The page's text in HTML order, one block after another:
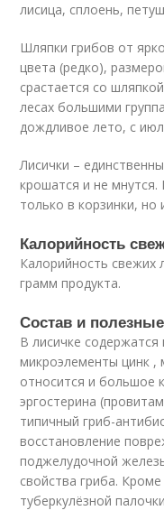
лисица, сплоень,
Шляпки грибов от
цвета (редко),
срастается со
лесах большими
дождливое лето, с
Лисички –
крошатся и не
только в корзинки, но
Калорийность
Калорийность свежих
грамм продукта.
Состав и
В лисичке
микроэлементы цинк ,
относится и большое
эргостерина
типичный гриб-
восстановление
поджелудочной
свойства гриба.
туберкулёзной